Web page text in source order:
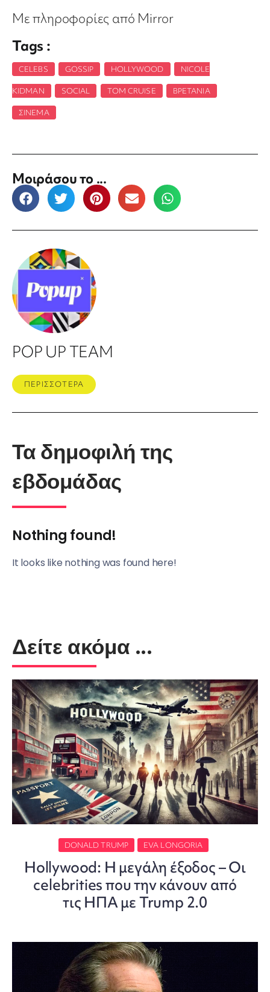
Με πληροφορίες από Mirror
Tags :
CELEBS GOSSIP HOLLYWOOD NICOLE
KIDMAN SOCIAL TOM CRUISE ΒΡΕΤΑΝΊΑ
ΣΙΝΕΜΆ
Μοιράσου το ...
POP UP TEAM
ΠΕΡΙΣΣΟΤΕΡΑ
Τα δημοφιλή της
εβδομάδας
Nothing found!
It looks like nothing was found here!
Δείτε ακόμα ...
DONALD TRUMP EVA LONGORIA
Hollywood: Η μεγάλη έξοδος – Οι
celebrities που την κάνουν από
τις ΗΠΑ με Trump 2.0